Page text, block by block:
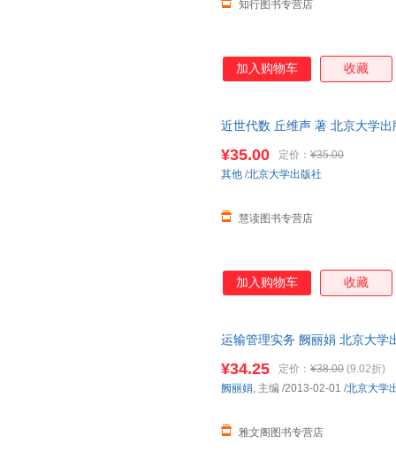
知行图书专营店
加入购物车 收藏
近世代数 丘维声 著 北京大学
¥35.00 定价： ¥35.00
慧读图书专营店
其他 /北京大学出版社
加入购物车 收藏
运输管理实务 阙丽娟 北京大学
¥34.25 定价： ¥38.00 (9.02折)
雅文阁图书专营店
阙丽娟, 主编 /2013-02-01 /北京大学